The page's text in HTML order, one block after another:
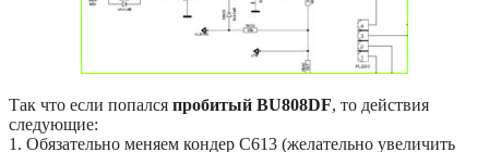
Так что если попался пробитый BU808DF, то действия
следующие:
1. Обязательно меняем кондер C613 (желательно увеличить